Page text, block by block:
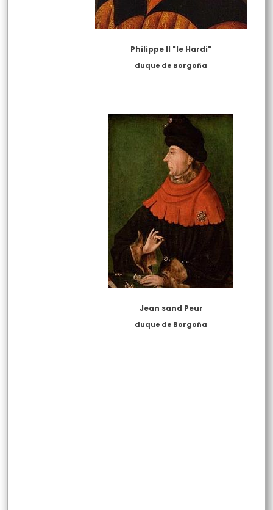
Philippe II "le Hardi"
duque de Borgoña
Jean sand Peur
duque de Borgoña